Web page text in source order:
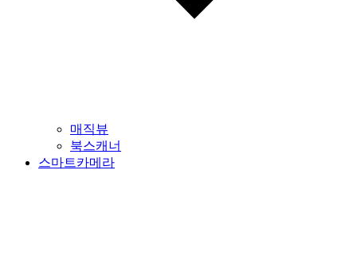
매직뷰
북스캐너
스마트카메라